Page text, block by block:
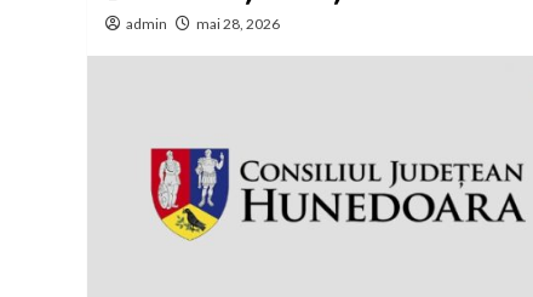
admin mai 28, 2026